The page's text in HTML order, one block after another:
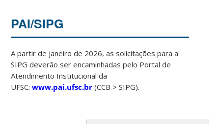
PAI/SIPG
A partir de janeiro de 2026, as solicitações para a
SIPG deverão ser encaminhadas pelo Portal de
Atendimento Institucional da
UFSC:www.pai.ufsc.br (CCB > SIPG).